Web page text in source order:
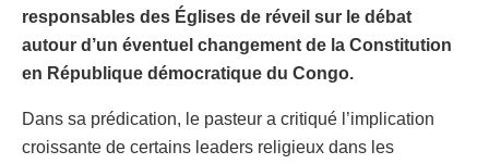
responsables des Églises de réveil sur le débat
autour d’un éventuel changement de la Constitution
en République démocratique du Congo.
Dans sa prédication, le pasteur a critiqué l’implication
croissante de certains leaders religieux dans les